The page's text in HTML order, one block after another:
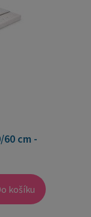
cm -
košíku